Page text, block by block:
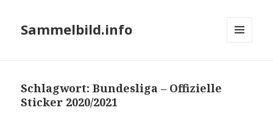
Sammelbild.info
Schlagwort:Bundesliga – Offizielle
Sticker 2020/2021